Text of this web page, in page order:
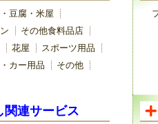
豆腐・米屋
その他食料品店
花屋
スポーツ用品
カー用品
その他
関連サービス